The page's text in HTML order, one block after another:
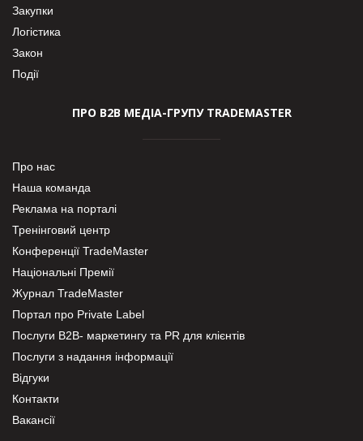
Закупки
Логістика
Закон
Події
ПРО В2В МЕДІА-ГРУПУ TRADEMASTER
Про нас
Наша команда
Реклама на порталі
Тренінговий центр
Конференції TradeMaster
Національні Премії
Журнал TradeMaster
Портал про Private Label
Послуги В2В- маркетингу та PR для клієнтів
Послуги з надання інформації
Відгуки
Контакти
Вакансії